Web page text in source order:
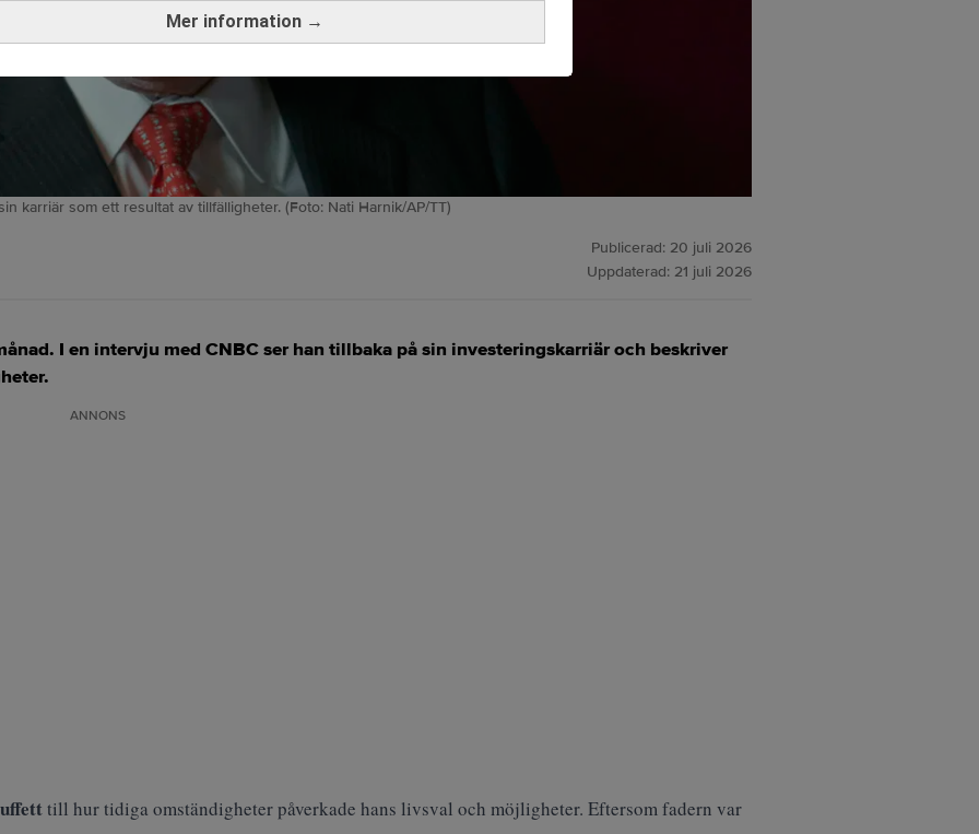
Mer information →
karriär som ett resultat av tillfälligheter. (Foto: Nati Harnik/AP/TT)
Publicerad: 20 juli 2026
Uppdaterad: 21 juli 2026
I en intervju med CNBC ser han tillbaka på sin investeringskarriär och beskriver
ANNONS
till hur tidiga omständigheter påverkade hans livsval och möjligheter. Eftersom fadern var